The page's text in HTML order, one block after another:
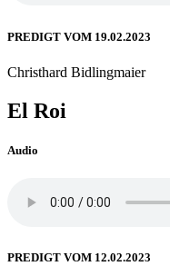
PREDIGT VOM 19.02.2023
Christhard Bidlingmaier
El Roi
Audio
PREDIGT VOM 12.02.2023